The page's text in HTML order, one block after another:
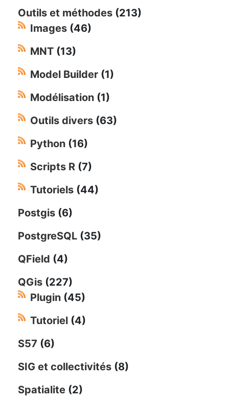
Outils et méthodes (213)
Images (46)
MNT (13)
Model Builder (1)
Modélisation (1)
Outils divers (63)
Python (16)
Scripts R (7)
Tutoriels (44)
Postgis (6)
PostgreSQL (35)
QField (4)
QGis (227)
Plugin (45)
Tutoriel (4)
S57 (6)
SIG et collectivités (8)
Spatialite (2)